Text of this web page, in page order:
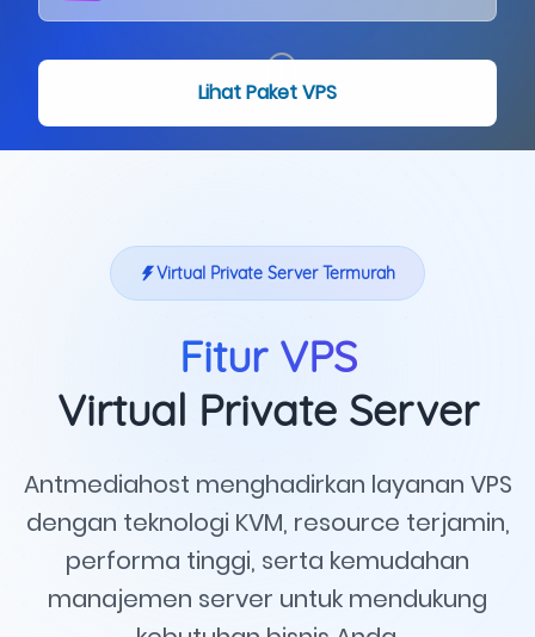
Lihat Paket VPS
Virtual Private Server Termurah
Fitur VPS
Virtual Private Server
Antmediahost menghadirkan layanan VPS
dengan teknologi KVM, resource terjamin,
performa tinggi, serta kemudahan
manajemen server untuk mendukung